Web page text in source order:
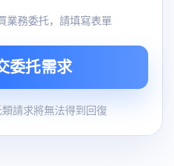
業務委托，請填寫表單
委托需求
請求將無法得到回復